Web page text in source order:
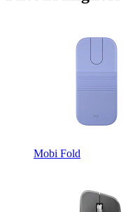
Mobi Fold